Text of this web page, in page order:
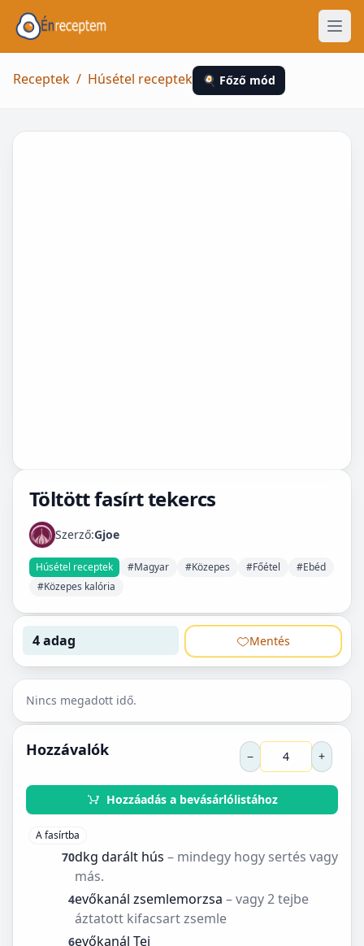
Receptek / Húsétel receptek 🍳 Főző mód
Töltött fasírt tekercs
Szerző:Gjoe
Húsétel receptek #Magyar #Közepes #Főétel
#Ebéd
#Közepes kalória
4 adag Mentés
Nincs megadott idő.
Hozzávalók − +
Hozzáadás a bevásárlólistához
A fasírtba
70dkg darált hús – mindegy hogy sertés vagy
más.
4evőkanál zsemlemorzsa – vagy 2 tejbe
áztatott kifacsart zsemle
6evőkanál Tej